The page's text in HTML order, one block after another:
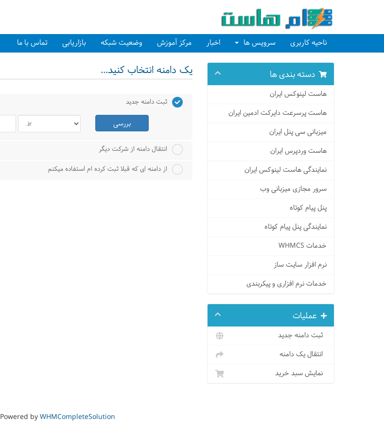
ناحیه کاربری سرویس ها اخبار مرکز آموزش وضعیت شبکه بازاریابی تماس با ما
یک دامنه انتخاب کنید...
دسته بندی ها
هاست لینوکس ایران
هاست پرسرعت دایرکت ادمین ایران
میزبانی سی پنل ایران
هاست وردپرس ایران
نمایندگی هاست لینوکس ایران
سرور مجازی میزبانی وب
پنل پیام کوتاه
نمایندگی پنل پیام کوتاه
خدمات WHMCS
نرم افزار سایت ساز
خدمات نرم افزاری و پیکربندی
عملیات
ثبت دامنه جدید
انتقال یک دامنه
نمایش سبد خرید
ثبت دامنه جدید
بررسی
انتقال دامنه از شرکت دیگر
از دامنه ای که قبلا ثبت کرده ام استفاده میکنم
Powered byWHMCompleteSolution